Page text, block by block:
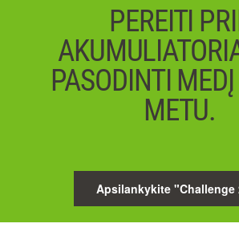
PEREITI
PASODINTI
METU.
Apsilankykite "Challenge